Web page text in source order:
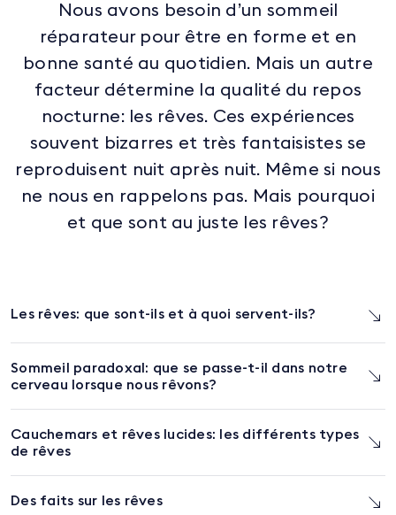
Nous avons besoin d’un sommeil
réparateur pour être en forme et en
bonne santé au quotidien. Mais un autre
facteur détermine la qualité du repos
nocturne: les rêves. Ces expériences
souvent bizarres et très fantaisistes se
reproduisent nuit après nuit. Même si nous
ne nous en rappelons pas. Mais pourquoi
et que sont au juste les rêves?
Les rêves: que sont-ils et à quoi servent-ils?
Sommeil paradoxal: que se passe-t-il dans notre
cerveau lorsque nous rêvons?
Cauchemars et rêves lucides: les différents types
de rêves
Des faits sur les rêves